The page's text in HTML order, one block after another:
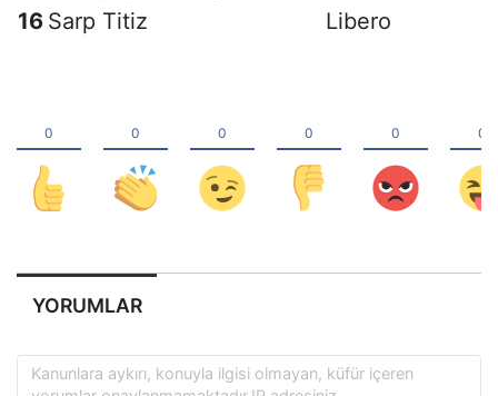
16 Sarp Titiz Libero
YORUMLAR